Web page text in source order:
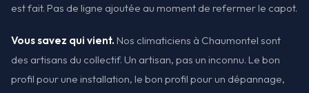
est fait. Pas de ligne ajoutée au moment de refermer le capot.
Vous savez qui vient. Nos climaticiens à Chaumontel sont
des artisans du collectif. Un artisan, pas un inconnu. Le bon
profil pour une installation, le bon profil pour un dépannage,